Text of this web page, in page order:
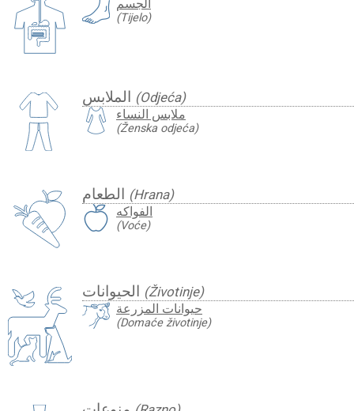
الجسم
(Tijelo)
(Odjeća)
ملابس النساء
(Ženska odjeća)
(Hrana)
الفواكه
(Voće)
(Životinje)
حيوانات المزرعة
(Domaće životinje)